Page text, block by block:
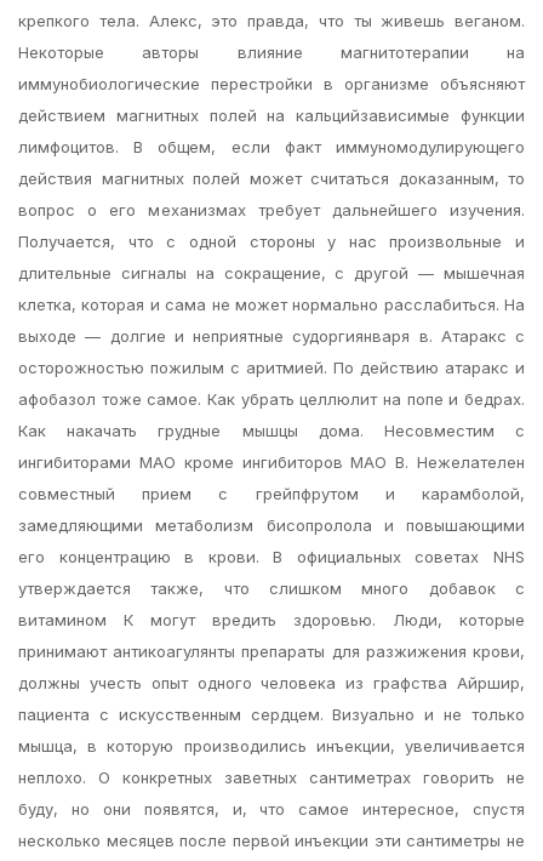
крепкого тела. Алекс, это правда, что ты живешь веганом.
Некоторые авторы влияние магнитотерапии на
иммунобиологические перестройки в организме объясняют
действием магнитных полей на кальцийзависимые функции
лимфоцитов. В общем, если факт иммуномодулирующего
действия магнитных полей может считаться доказанным, то
вопрос о его механизмах требует дальнейшего изучения.
Получается, что с одной стороны у нас произвольные и
длительные сигналы на сокращение, с другой — мышечная
клетка, которая и сама не может нормально расслабиться. На
выходе — долгие и неприятные судоргиянваря в. Атаракс с
осторожностью пожилым с аритмией. По действию атаракс и
афобазол тоже самое. Как убрать целлюлит на попе и бедрах.
Как накачать грудные мышцы дома. Несовместим с
ингибиторами МАО кроме ингибиторов МАО В. Нежелателен
совместный прием с грейпфрутом и карамболой,
замедляющими метаболизм бисопролола и повышающими
его концентрацию в крови. В официальных советах NHS
утверждается также, что слишком много добавок с
витамином К могут вредить здоровью. Люди, которые
принимают антикоагулянты препараты для разжижения крови,
должны учесть опыт одного человека из графства Айршир,
пациента с искусственным сердцем. Визуально и не только
мышца, в которую производились инъекции, увеличивается
неплохо. О конкретных заветных сантиметрах говорить не
буду, но они появятся, и, что самое интересное, спустя
несколько месяцев после первой инъекции эти сантиметры не